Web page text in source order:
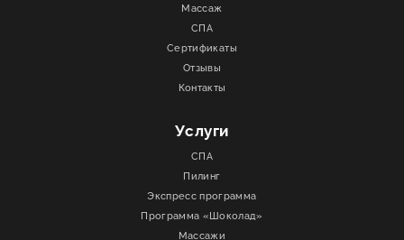
Массаж
СПА
Сертификаты
Отзывы
Контакты
Услуги
СПА
Пилинг
Экспресс программа
Программа «Шоколад»
Массажи